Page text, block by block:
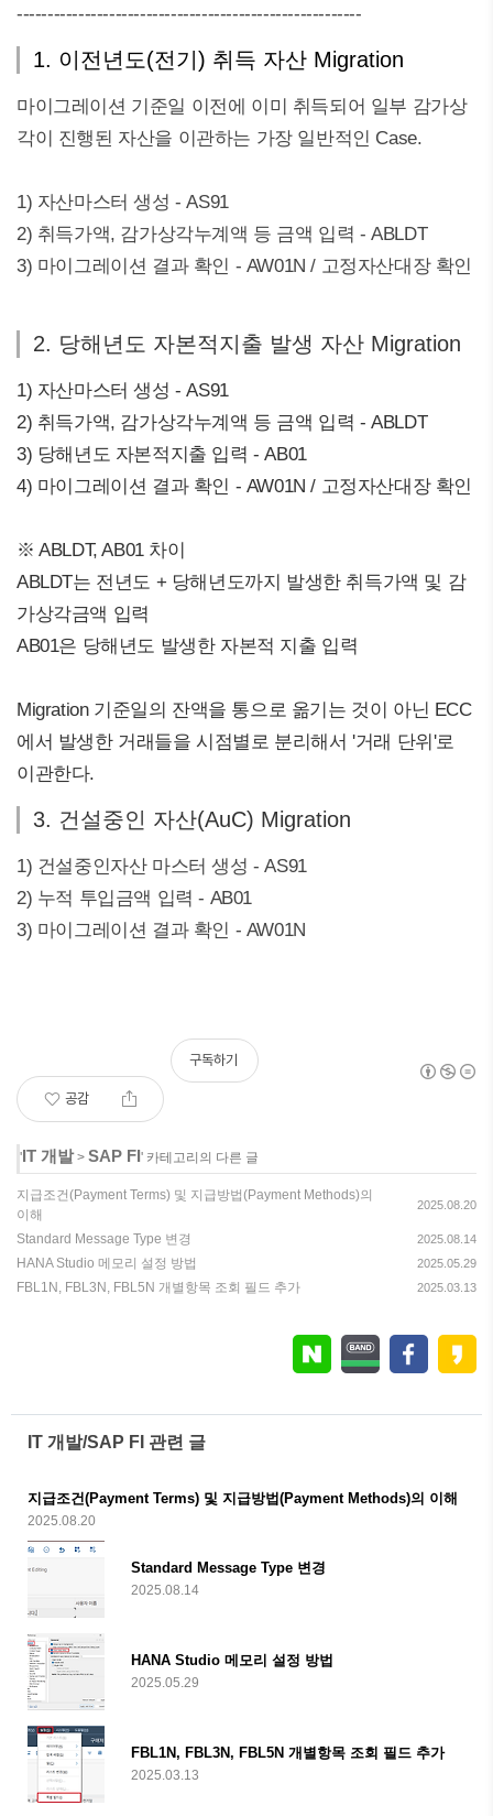
--------------------------------------------------------
1. 이전년도(전기) 취득 자산 Migration
마이그레이션 기준일 이전에 이미 취득되어 일부 감가상
각이 진행된 자산을 이관하는 가장 일반적인 Case.
1) 자산마스터 생성 - AS91
2) 취득가액, 감가상각누계액 등 금액 입력 - ABLDT
3) 마이그레이션 결과 확인 - AW01N / 고정자산대장 확인
2. 당해년도 자본적지출 발생 자산 Migration
1) 자산마스터 생성 - AS91
2) 취득가액, 감가상각누계액 등 금액 입력 - ABLDT
3) 당해년도 자본적지출 입력 - AB01
4) 마이그레이션 결과 확인 - AW01N / 고정자산대장 확인
※ ABLDT, AB01 차이
ABLDT는 전년도 + 당해년도까지 발생한 취득가액 및 감
가상각금액 입력
AB01은 당해년도 발생한 자본적 지출 입력
Migration 기준일의 잔액을 통으로 옮기는 것이 아닌 ECC
에서 발생한 거래들을 시점별로 분리해서 '거래 단위'로
이관한다.
3. 건설중인 자산(AuC) Migration
1) 건설중인자산 마스터 생성 - AS91
2) 누적 투입금액 입력 - AB01
3) 마이그레이션 결과 확인 - AW01N
공감
구독하기
'IT 개발> SAP FI' 카테고리의 다른 글
지급조건(Payment Terms) 및 지급방법(Payment Methods)의
이해
2025.08.20
Standard Message Type 변경 2025.08.14
HANA Studio 메모리 설정 방법 2025.05.29
FBL1N, FBL3N, FBL5N 개별항목 조회 필드 추가 2025.03.13
IT 개발/SAP FI 관련 글
지급조건(Payment Terms) 및 지급방법(Payment Methods)의 이해
2025.08.20
Standard Message Type 변경
2025.08.14
HANA Studio 메모리 설정 방법
2025.05.29
FBL1N, FBL3N, FBL5N 개별항목 조회 필드 추가
2025.03.13